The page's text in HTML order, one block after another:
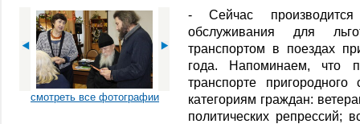
смотреть все фотографии
- Сейчас производится
обслуживания для
транспортом в поездах
года. Напоминаем, что
транспорте
категориям граждан:
политических репрессий;